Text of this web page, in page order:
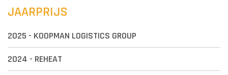
JAARPRIJS
2025 - KOOPMAN LOGISTICS GROUP
2024 - REHEAT